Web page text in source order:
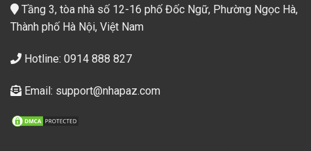
Tầng 3, tòa nhà số 12-16 phố Đốc Ngữ, Phường Ngọc Hà,
Thành phố Hà Nội, Việt Nam
Hotline: 0914 888 827
Email: support@nhapaz.com